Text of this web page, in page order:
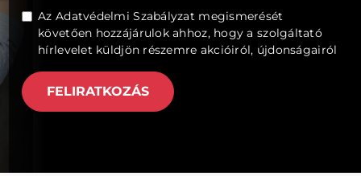
AzAdatvédelmi Szabályzat megismerését
követően hozzájárulok ahhoz, hogy a szolgáltató
hírlevelet küldjön részemre akcióiról, újdonságairól
FELIRATKOZÁS